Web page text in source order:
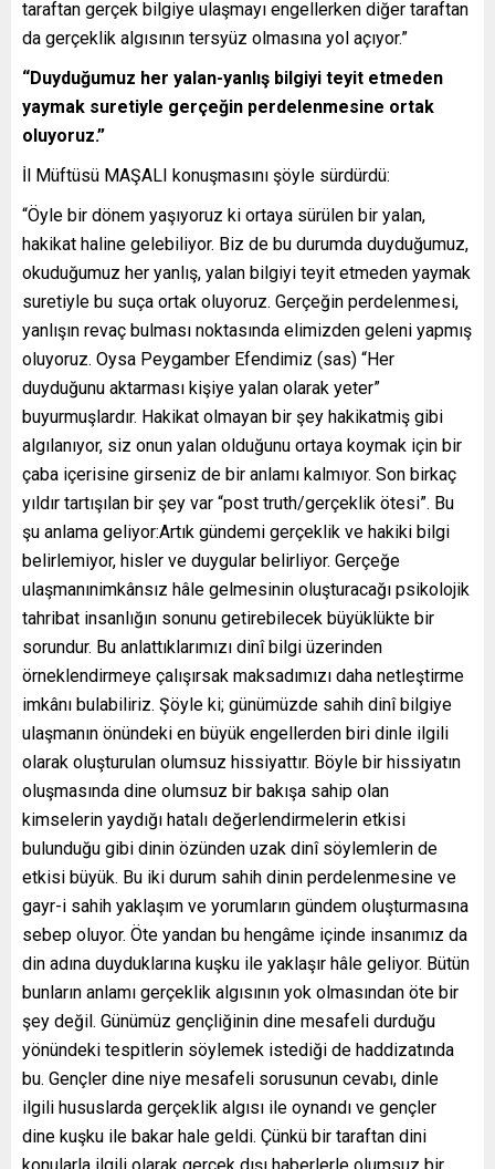
taraftan gerçek bilgiye ulaşmayı engellerken diğer taraftan
da gerçeklik algısının tersyüz olmasına yol açıyor.”
“Duyduğumuz her yalan-yanlış bilgiyi teyit etmeden
yaymak suretiyle gerçeğin perdelenmesine ortak
oluyoruz.”
İl Müftüsü MAŞALI konuşmasını şöyle sürdürdü:
“Öyle bir dönem yaşıyoruz ki ortaya sürülen bir yalan,
hakikat haline gelebiliyor. Biz de bu durumda duyduğumuz,
okuduğumuz her yanlış, yalan bilgiyi teyit etmeden yaymak
suretiyle bu suça ortak oluyoruz. Gerçeğin perdelenmesi,
yanlışın revaç bulması noktasında elimizden geleni yapmış
oluyoruz. Oysa Peygamber Efendimiz (sas) “Her
duyduğunu aktarması kişiye yalan olarak yeter”
buyurmuşlardır. Hakikat olmayan bir şey hakikatmiş gibi
algılanıyor, siz onun yalan olduğunu ortaya koymak için bir
çaba içerisine girseniz de bir anlamı kalmıyor. Son birkaç
yıldır tartışılan bir şey var “post truth/gerçeklik ötesi”. Bu
şu anlama geliyor:Artık gündemi gerçeklik ve hakiki bilgi
belirlemiyor, hisler ve duygular belirliyor. Gerçeğe
ulaşmanınimkânsız hâle gelmesinin oluşturacağı psikolojik
tahribat insanlığın sonunu getirebilecek büyüklükte bir
sorundur. Bu anlattıklarımızı dinî bilgi üzerinden
örneklendirmeye çalışırsak maksadımızı daha netleştirme
imkânı bulabiliriz. Şöyle ki; günümüzde sahih dinî bilgiye
ulaşmanın önündeki en büyük engellerden biri dinle ilgili
olarak oluşturulan olumsuz hissiyattır. Böyle bir hissiyatın
oluşmasında dine olumsuz bir bakışa sahip olan
kimselerin yaydığı hatalı değerlendirmelerin etkisi
bulunduğu gibi dinin özünden uzak dinî söylemlerin de
etkisi büyük. Bu iki durum sahih dinin perdelenmesine ve
gayr-i sahih yaklaşım ve yorumların gündem oluşturmasına
sebep oluyor. Öte yandan bu hengâme içinde insanımız da
din adına duyduklarına kuşku ile yaklaşır hâle geliyor. Bütün
bunların anlamı gerçeklik algısının yok olmasından öte bir
şey değil. Günümüz gençliğinin dine mesafeli durduğu
yönündeki tespitlerin söylemek istediği de haddizatında
bu. Gençler dine niye mesafeli sorusunun cevabı, dinle
ilgili hususlarda gerçeklik algısı ile oynandı ve gençler
dine kuşku ile bakar hale geldi. Çünkü bir taraftan dini
konularla ilgili olarak gerçek dışı haberlerle olumsuz bir